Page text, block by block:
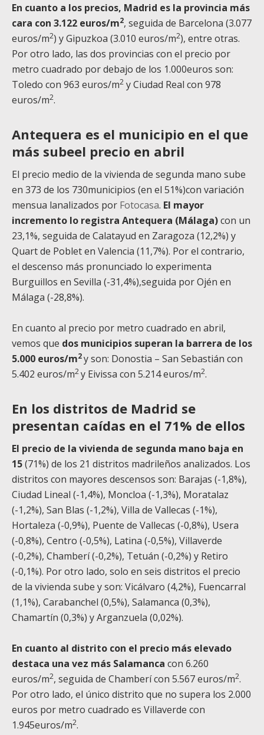
En cuanto a los precios, Madrid es la provincia más
cara con 3.122 euros/m2, seguida de Barcelona (3.077
euros/m2) y Gipuzkoa (3.010 euros/m2), entre otras.
Por otro lado, las dos provincias con el precio por
metro cuadrado por debajo de los 1.000euros son:
Toledo con 963 euros/m2 y Ciudad Real con 978
euros/m2.
Antequera es el municipio en el que
más subeel precio en abril
El precio medio de la vivienda de segunda mano sube
en 373 de los 730municipios (en el 51%)con variación
mensua lanalizados por Fotocasa. El mayor
incremento lo registra Antequera (Málaga)con un
23,1%, seguida de Calatayud en Zaragoza (12,2%) y
Quart de Poblet en Valencia (11,7%). Por el contrario,
el descenso más pronunciado lo experimenta
Burguillos en Sevilla (-31,4%),seguida por Ojén en
Málaga (-28,8%).
En cuanto al precio por metro cuadrado en abril,
vemos que dos municipios superan la barrera de los
5.000 euros/m2y son: Donostia – San Sebastián con
5.402 euros/m2y Eivissa con 5.214 euros/m2.
En los distritos de Madrid se
presentan caídas en el 71% de ellos
El precio de la vivienda de segunda mano baja en
15(71%) de los 21 distritos madrileños analizados. Los
distritos con mayores descensos son: Barajas (-1,8%),
Ciudad Lineal (-1,4%), Moncloa (-1,3%), Moratalaz
(-1,2%), San Blas (-1,2%), Villa de Vallecas (-1%),
Hortaleza (-0,9%), Puente de Vallecas (-0,8%), Usera
(-0,8%), Centro (-0,5%), Latina (-0,5%), Villaverde
(-0,2%), Chamberí (-0,2%), Tetuán (-0,2%) y Retiro
(-0,1%). Por otro lado, solo en seis distritos el precio
de la vivienda sube y son: Vicálvaro (4,2%), Fuencarral
(1,1%), Carabanchel (0,5%), Salamanca (0,3%),
Chamartín (0,3%) y Arganzuela (0,02%).
En cuanto al distrito con el precio más elevado
destaca una vez más Salamanca con 6.260
euros/m2, seguida de Chamberí con 5.567 euros/m2.
Por otro lado, el único distrito que no supera los 2.000
euros por metro cuadrado es Villaverde con
1.945euros/m2.